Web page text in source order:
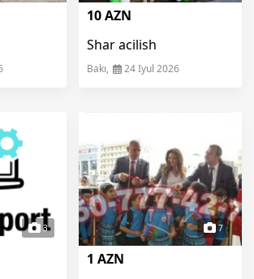
10 AZN
Shar acilish
Bakı, 24 Iyul 2026
3 7
1 AZN